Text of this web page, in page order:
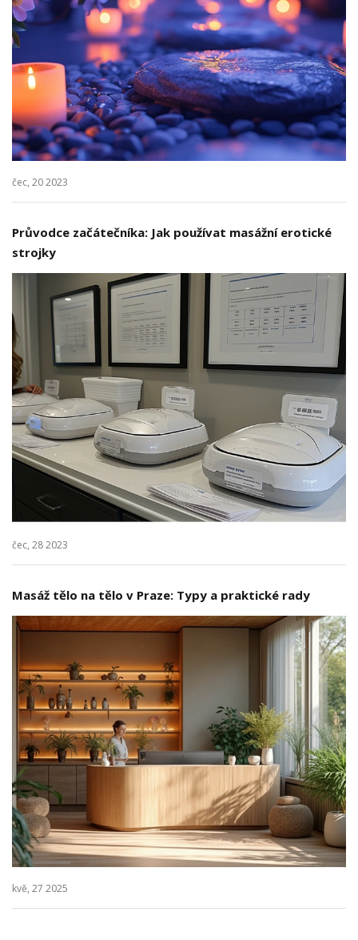
čec, 20 2023
Průvodce začátečníka: Jak používat masážní erotické
strojky
čec, 28 2023
Masáž tělo na tělo v Praze: Typy a praktické rady
kvě, 27 2025